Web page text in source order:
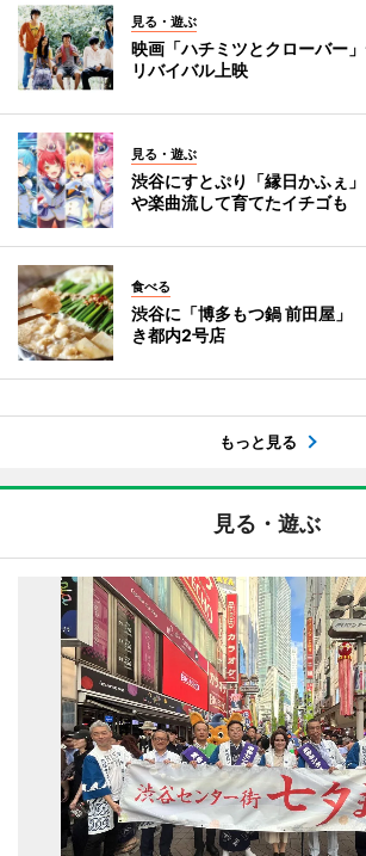
見る・遊ぶ
映画「ハチミツとクローバー
リバイバル上映
見る・遊ぶ
渋谷にすとぷり「縁日かふぇ
や楽曲流して育てたイチゴも
食べる
渋谷に「博多もつ鍋 前田屋」
き都内2号店
もっと見る
見る・遊ぶ